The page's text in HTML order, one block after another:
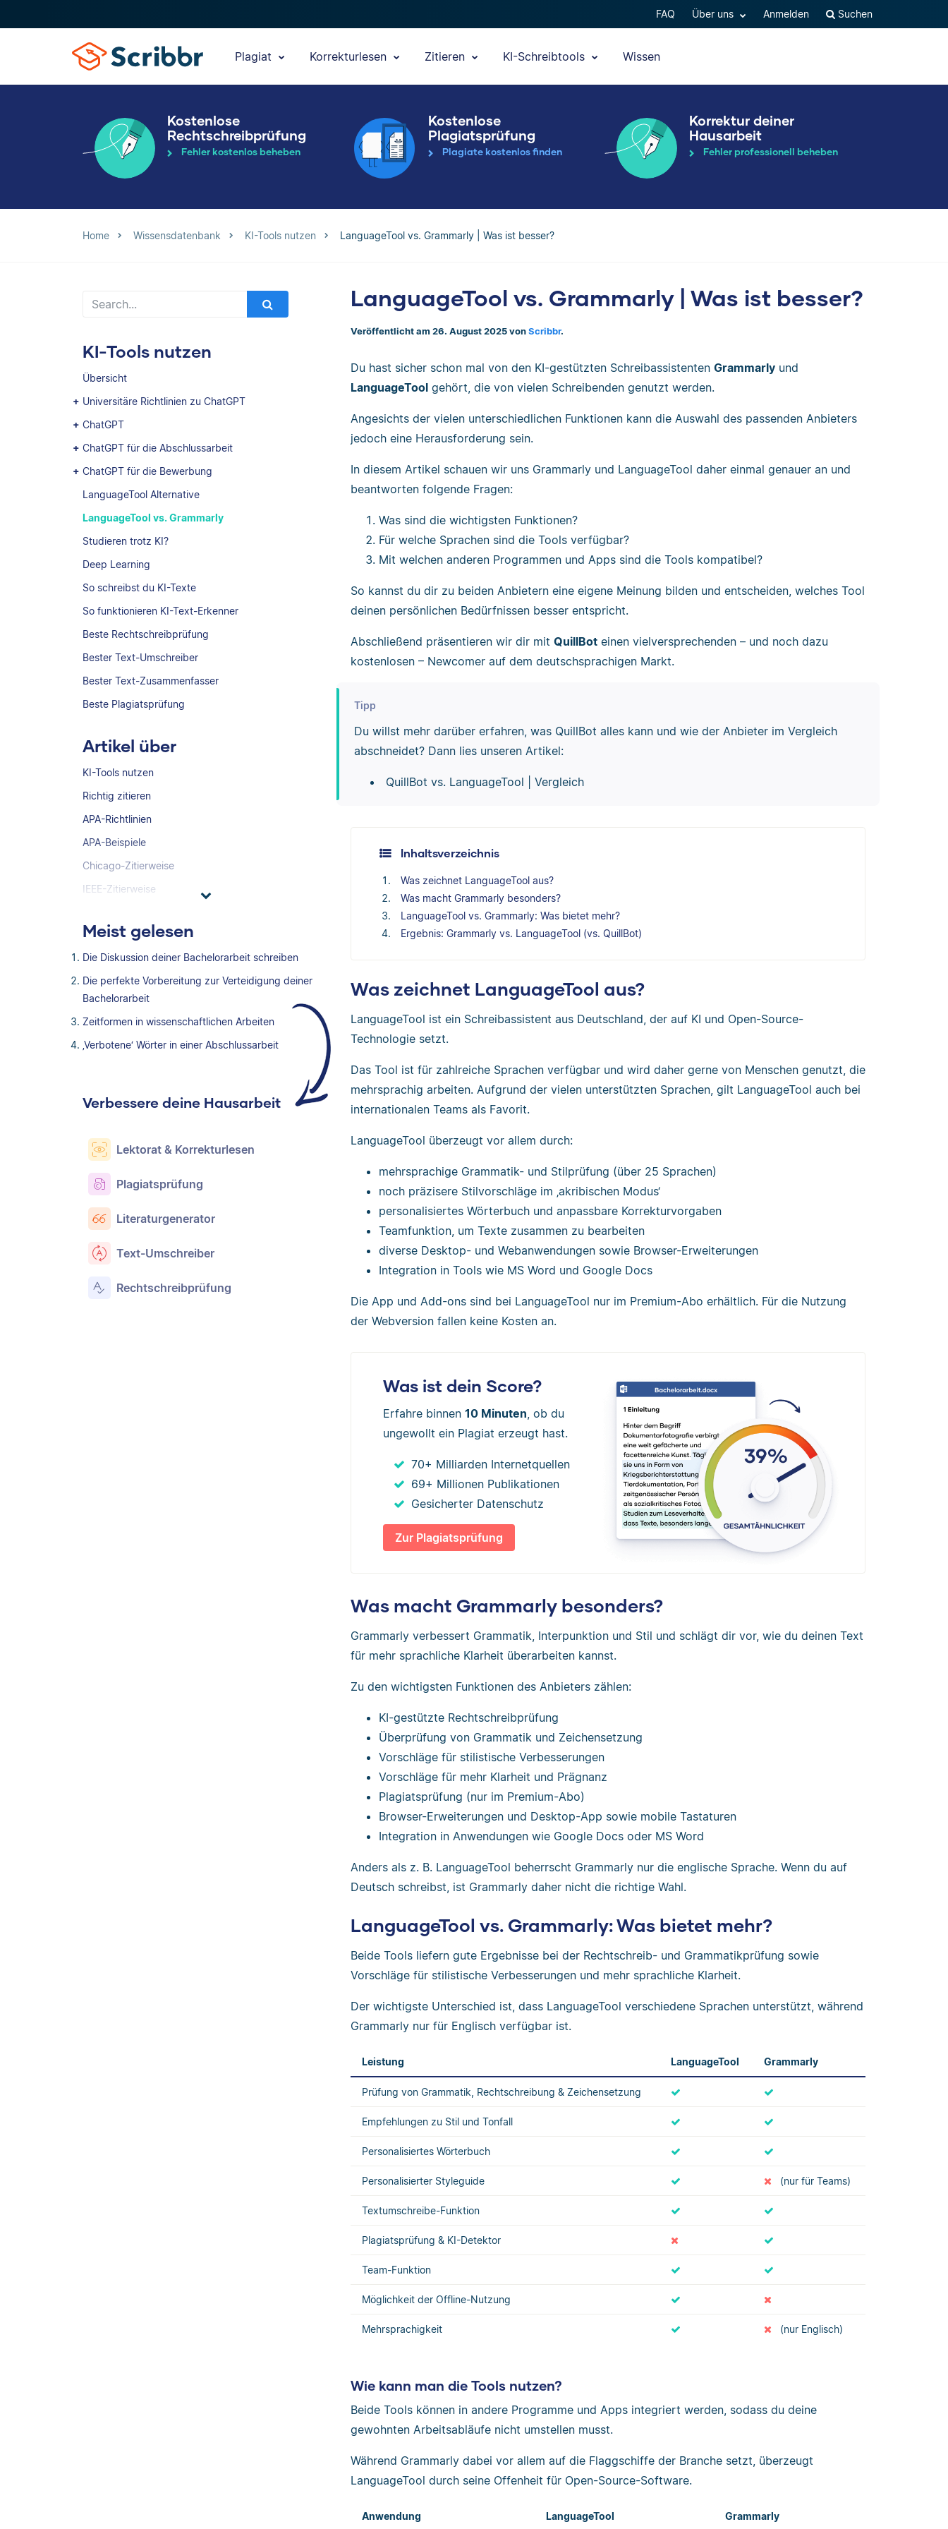
FAQ Über uns Anmelden Suchen
Plagiat Korrekturlesen Zitieren KI-Schreibtools Wissen
Kostenlose
Rechtschreibprüfung
Fehler kostenlos beheben
Kostenlose
Plagiatsprüfung
Plagiate kostenlos finden
Korrektur deiner
Hausarbeit
Fehler professionell beheben
Home Wissensdatenbank KI-Tools nutzen LanguageTool vs. Grammarly | Was ist besser?
KI-Tools nutzen
Übersicht
Universitäre Richtlinien zu ChatGPT
ChatGPT
ChatGPT für die Abschlussarbeit
ChatGPT für die Bewerbung
LanguageTool Alternative
LanguageTool vs. Grammarly
Studieren trotz KI?
Deep Learning
So schreibst du KI-Texte
So funktionieren KI-Text-Erkenner
Beste Rechtschreibprüfung
Bester Text-Umschreiber
Bester Text-Zusammenfasser
Beste Plagiatsprüfung
Artikel über
KI-Tools nutzen
Richtig zitieren
APA-Richtlinien
APA-Beispiele
Chicago-Zitierweise
IEEE-Zitierweise
Meist gelesen
Die Diskussion deiner Bachelorarbeit schreiben
Die perfekte Vorbereitung zur Verteidigung deiner
Bachelorarbeit
Zeitformen in wissenschaftlichen Arbeiten
‚Verbotene‘ Wörter in einer Abschlussarbeit
Verbessere deine Hausarbeit
Lektorat & Korrekturlesen
Plagiatsprüfung
Literaturgenerator
Text-Umschreiber
Rechtschreibprüfung
LanguageTool vs. Grammarly | Was ist besser?
Veröffentlicht am 26. August 2025 von Scribbr.
Du hast sicher schon mal von den KI-gestützten Schreibassistenten Grammarly und
LanguageTool gehört, die von vielen Schreibenden genutzt werden.
Angesichts der vielen unterschiedlichen Funktionen kann die Auswahl des passenden Anbieters
jedoch eine Herausforderung sein.
In diesem Artikel schauen wir uns Grammarly und LanguageTool daher einmal genauer an und
beantworten folgende Fragen:
Was sind die wichtigsten Funktionen?
Für welche Sprachen sind die Tools verfügbar?
Mit welchen anderen Programmen und Apps sind die Tools kompatibel?
So kannst du dir zu beiden Anbietern eine eigene Meinung bilden und entscheiden, welches Tool
deinen persönlichen Bedürfnissen besser entspricht.
Abschließend präsentieren wir dir mit QuillBot einen vielversprechenden – und noch dazu
kostenlosen – Newcomer auf dem deutschsprachigen Markt.
Tipp
Du willst mehr darüber erfahren, was QuillBot alles kann und wie der Anbieter im Vergleich
abschneidet? Dann lies unseren Artikel:
QuillBot vs. LanguageTool | Vergleich
Inhaltsverzeichnis
Was zeichnet LanguageTool aus?
Was macht Grammarly besonders?
LanguageTool vs. Grammarly: Was bietet mehr?
Ergebnis: Grammarly vs. LanguageTool (vs. QuillBot)
Was zeichnet LanguageTool aus?
LanguageTool ist ein Schreibassistent aus Deutschland, der auf KI und Open-Source-
Technologie setzt.
Das Tool ist für zahlreiche Sprachen verfügbar und wird daher gerne von Menschen genutzt, die
mehrsprachig arbeiten. Aufgrund der vielen unterstützten Sprachen, gilt LanguageTool auch bei
internationalen Teams als Favorit.
LanguageTool überzeugt vor allem durch:
mehrsprachige Grammatik- und Stilprüfung (über 25 Sprachen)
noch präzisere Stilvorschläge im ‚akribischen Modus‘
personalisiertes Wörterbuch und anpassbare Korrekturvorgaben
Teamfunktion, um Texte zusammen zu bearbeiten
diverse Desktop- und Webanwendungen sowie Browser-Erweiterungen
Integration in Tools wie MS Word und Google Docs
Die App und Add-ons sind bei LanguageTool nur im Premium-Abo erhältlich. Für die Nutzung
der Webversion fallen keine Kosten an.
Was ist dein Score?
Erfahre binnen 10 Minuten, ob du
ungewollt ein Plagiat erzeugt hast.
70+ Milliarden Internetquellen
69+ Millionen Publikationen
Gesicherter Datenschutz
Zur Plagiatsprüfung
Was macht Grammarly besonders?
Grammarly verbessert Grammatik, Interpunktion und Stil und schlägt dir vor, wie du deinen Text
für mehr sprachliche Klarheit überarbeiten kannst.
Zu den wichtigsten Funktionen des Anbieters zählen:
KI-gestützte Rechtschreibprüfung
Überprüfung von Grammatik und Zeichensetzung
Vorschläge für stilistische Verbesserungen
Vorschläge für mehr Klarheit und Prägnanz
Plagiatsprüfung (nur im Premium-Abo)
Browser-Erweiterungen und Desktop-App sowie mobile Tastaturen
Integration in Anwendungen wie Google Docs oder MS Word
Anders als z. B. LanguageTool beherrscht Grammarly nur die englische Sprache. Wenn du auf
Deutsch schreibst, ist Grammarly daher nicht die richtige Wahl.
LanguageTool vs. Grammarly: Was bietet mehr?
Beide Tools liefern gute Ergebnisse bei der Rechtschreib- und Grammatikprüfung sowie
Vorschläge für stilistische Verbesserungen und mehr sprachliche Klarheit.
Der wichtigste Unterschied ist, dass LanguageTool verschiedene Sprachen unterstützt, während
Grammarly nur für Englisch verfügbar ist.
Leistung LanguageTool Grammarly
Prüfung von Grammatik, Rechtschreibung & Zeichensetzung
Empfehlungen zu Stil und Tonfall
Personalisiertes Wörterbuch
Personalisierter Styleguide (nur für Teams)
Textumschreibe-Funktion
Plagiatsprüfung & KI-Detektor
Team-Funktion
Möglichkeit der Offline-Nutzung
Mehrsprachigkeit (nur Englisch)
Wie kann man die Tools nutzen?
Beide Tools können in andere Programme und Apps integriert werden, sodass du deine
gewohnten Arbeitsabläufe nicht umstellen musst.
Während Grammarly dabei vor allem auf die Flaggschiffe der Branche setzt, überzeugt
LanguageTool durch seine Offenheit für Open-Source-Software.
Anwendung LanguageTool Grammarly